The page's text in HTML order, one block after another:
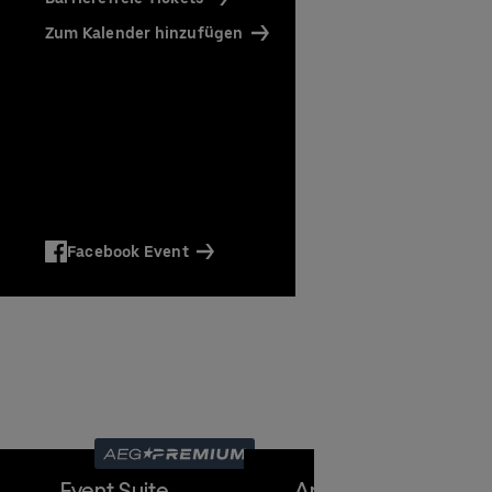
Zum Kalender hinzufügen
Facebook Event